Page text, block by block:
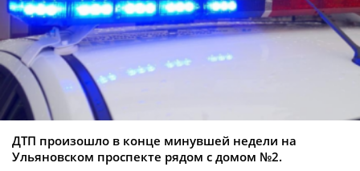
ДТП произошло в конце минувшей недели на
Ульяновском проспекте рядом с домом №2.